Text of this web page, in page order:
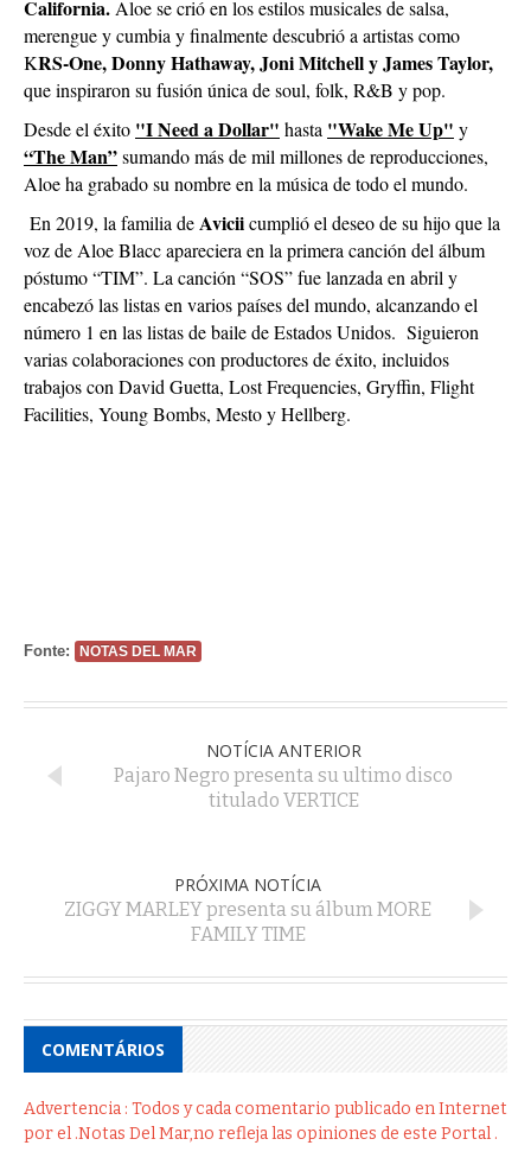
California. Aloe se crió en los estilos musicales de salsa,
merengue y cumbia y finalmente descubrió a artistas como
KRS-One, Donny Hathaway, Joni Mitchell y James Taylor,
que inspiraron su fusión única de soul, folk, R&B y pop.
Desde el éxito "I Need a Dollar" hasta "Wake Me Up" y
“The Man”sumando más de mil millones de reproducciones,
Aloe ha grabado su nombre en la música de todo el mundo.
En 2019, la familia deAviciicumplió el deseo de su hijo que la
voz de Aloe Blacc apareciera en la primera canción del álbum
póstumo “TIM”. La canción “SOS” fue lanzada en abril y
encabezó las listas en varios países del mundo, alcanzando el
número 1 en las listas de baile de Estados Unidos. Siguieron
varias colaboraciones con productores de éxito, incluidos
trabajos con David Guetta, Lost Frequencies, Gryffin, Flight
Facilities, Young Bombs, Mesto y Hellberg.
Fonte: NOTAS DEL MAR
NOTÍCIA ANTERIOR
Pajaro Negro presenta su ultimo disco
titulado VERTICE
PRÓXIMA NOTÍCIA
ZIGGY MARLEY presenta su álbum MORE
FAMILY TIME
COMENTÁRIOS
Advertencia : Todos y cada comentario publicado en Internet
por el .Notas Del Mar,no refleja las opiniones de este Portal .